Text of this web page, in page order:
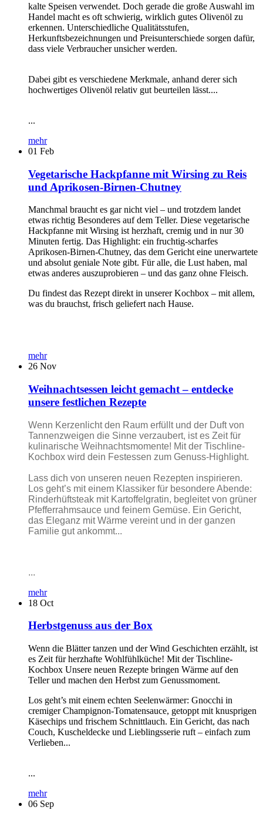
kalte Speisen verwendet. Doch gerade die große Auswahl im
Handel macht es oft schwierig, wirklich gutes Olivenöl zu
erkennen. Unterschiedliche Qualitätsstufen,
Herkunftsbezeichnungen und Preisunterschiede sorgen dafür,
dass viele Verbraucher unsicher werden.
Dabei gibt es verschiedene Merkmale, anhand derer sich
hochwertiges Olivenöl relativ gut beurteilen lässt....
...
mehr
01 Feb
Vegetarische Hackpfanne mit Wirsing zu Reis
und Aprikosen-Birnen-Chutney
Manchmal braucht es gar nicht viel – und trotzdem landet
etwas richtig Besonderes auf dem Teller. Diese vegetarische
Hackpfanne mit Wirsing ist herzhaft, cremig und in nur 30
Minuten fertig. Das Highlight: ein fruchtig-scharfes
Aprikosen-Birnen-Chutney, das dem Gericht eine unerwartete
und absolut geniale Note gibt. Für alle, die Lust haben, mal
etwas anderes auszuprobieren – und das ganz ohne Fleisch.
Du findest das Rezept direkt in unserer Kochbox – mit allem,
was du brauchst, frisch geliefert nach Hause.
mehr
26 Nov
Weihnachtsessen leicht gemacht – entdecke
unsere festlichen Rezepte
Wenn Kerzenlicht den Raum erfüllt und der Duft von
Tannenzweigen die Sinne verzaubert, ist es Zeit für
kulinarische Weihnachtsmomente! Mit der Tischline-
Kochbox wird dein Festessen zum Genuss-Highlight.
Lass dich von unseren neuen Rezepten inspirieren.
Los geht’s mit einem Klassiker für besondere Abende:
Rinderhüftsteak mit Kartoffelgratin, begleitet von grüner
Pfefferrahmsauce und feinem Gemüse. Ein Gericht,
das Eleganz mit Wärme vereint und in der ganzen
Familie gut ankommt...
...
mehr
18 Oct
Herbstgenuss aus der Box
Wenn die Blätter tanzen und der Wind Geschichten erzählt, ist
es Zeit für herzhafte Wohlfühlküche! Mit der Tischline-
Kochbox Unsere neuen Rezepte bringen Wärme auf den
Teller und machen den Herbst zum Genussmoment.
Los geht’s mit einem echten Seelenwärmer: Gnocchi in
cremiger Champignon-Tomatensauce, getoppt mit knusprigen
Käsechips und frischem Schnittlauch. Ein Gericht, das nach
Couch, Kuscheldecke und Lieblingsserie ruft – einfach zum
Verlieben...
...
mehr
06 Sep